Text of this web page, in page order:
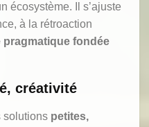
écosystème. Il s’ajuste
à la rétroaction
pragmatique fondée
créativité
solutions petites,